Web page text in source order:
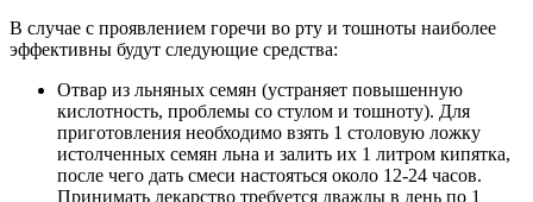
В случае с проявлением горечи во рту и тошноты наиболее
эффективны будут следующие средства:
Отвар из льняных семян (устраняет повышенную
кислотность, проблемы со стулом и тошноту). Для
приготовления необходимо взять 1 столовую ложку
истолченных семян льна и залить их 1 литром кипятка,
после чего дать смеси настояться около 12-24 часов.
Принимать лекарство требуется дважды в день по 1